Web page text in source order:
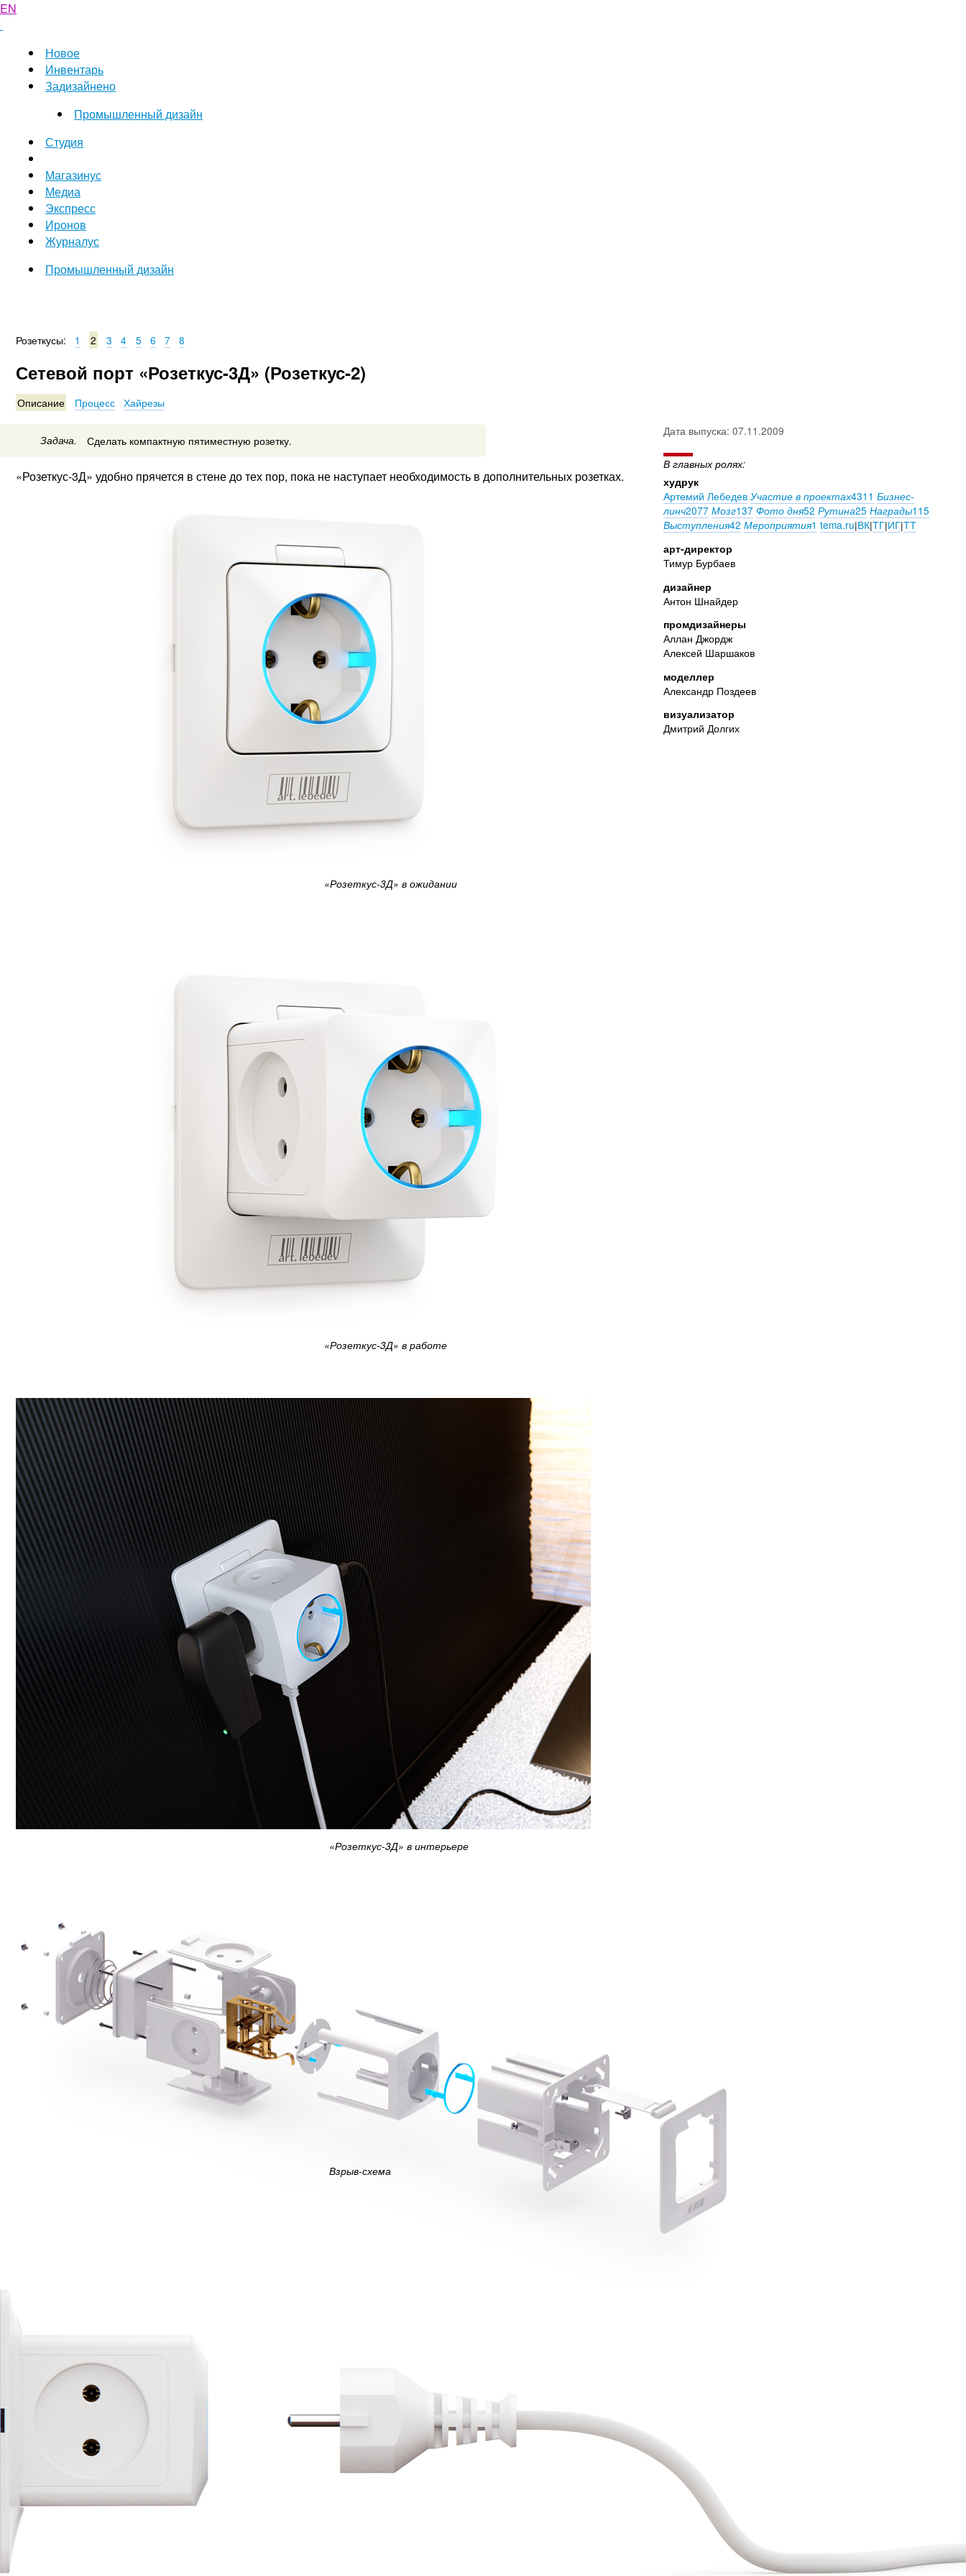
EN
Новое
Инвентарь
Задизайнено
Промышленный дизайн
Студия
Магазинус
Медиа
Экспресс
Иронов
Журналус
Промышленный дизайн
Розеткусы: 1 2 3 4 5 6 7 8
Сетевой порт «Розеткус-3Д» (Розеткус-2)
Описание Процесс Хайрезы
Задача. Сделать компактную пятиместную розетку.
«Розеткус-3Д» удобно прячется в стене до тех пор, пока не наступает необходимость в дополнительных розетках.
«Розеткус-3Д» в ожидании
«Розеткус-3Д» в работе
Дата выпуска: 07.11.2009
В главных ролях:
худрук
Артемий Лебедев Участие в проектах4311 Бизнес-
линч2077 Мозг137 Фото дня52 Рутина25 Награды115
Выступления42 Мероприятия1 tema.ru|ВК|ТГ|ИГ|ТТ
арт-директор
Тимур Бурбаев
дизайнер
Антон Шнайдер
промдизайнеры
Аллан Джордж
Алексей Шаршаков
моделлер
Александр Поздеев
визуализатор
Дмитрий Долгих
«Розеткус-3Д» в интерьере
Взрыв-схема